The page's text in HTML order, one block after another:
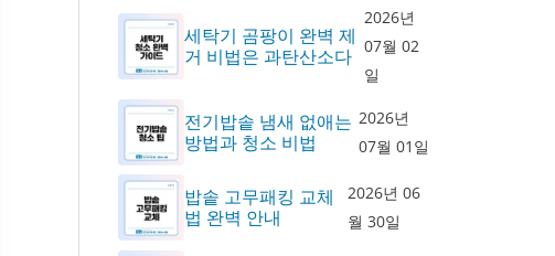
세탁기 곰팡이 완벽 제
거 비법은 과탄산소다
2026년
07월 02
일
전기밥솥 냄새 없애는
방법과 청소 비법
2026년
07월 01일
밥솥 고무패킹 교체
법 완벽 안내
2026년 06
월 30일